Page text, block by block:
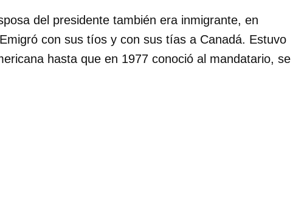
del presidente también era inmigrante, en
con sus tíos y con sus tías a Canadá. Estuvo
hasta que en 1977 conoció al mandatario, se